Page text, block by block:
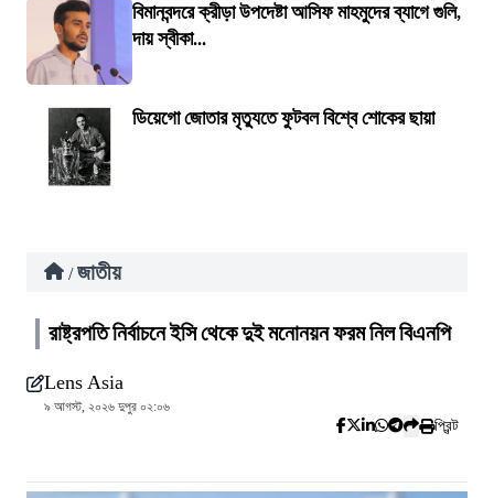
বিমানবন্দরে ক্রীড়া উপদেষ্টা আসিফ মাহমুদের ব্যাগে গুলি,
দায় স্বীকা...
ডিয়েগো জোতার মৃত্যুতে ফুটবল বিশ্বে শোকের ছায়া
/ জাতীয়
রাষ্ট্রপতি নির্বাচনে ইসি থেকে দুই মনোনয়ন ফরম নিল বিএনপি
Lens Asia
৯ আগস্ট, ২০২৬ দুপুর ০২:০৬
প্রিন্ট